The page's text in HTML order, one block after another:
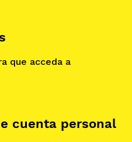
que acceda a
cuenta personal